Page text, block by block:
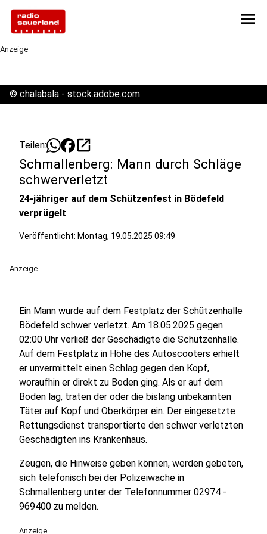
menu
Anzeige
© chalabala - stock.adobe.com
Teilen: open_in_new
Schmallenberg: Mann durch Schläge
schwerverletzt
24-jähriger auf dem Schützenfest in Bödefeld
verprügelt
Veröffentlicht: Montag, 19.05.2025 09:49
Anzeige
Ein Mann wurde auf dem Festplatz der Schützenhalle
Bödefeld schwer verletzt. Am 18.05.2025 gegen
02:00 Uhr verließ der Geschädigte die Schützenhalle.
Auf dem Festplatz in Höhe des Autoscooters erhielt
er unvermittelt einen Schlag gegen den Kopf,
woraufhin er direkt zu Boden ging. Als er auf dem
Boden lag, traten der oder die bislang unbekannten
Täter auf Kopf und Oberkörper ein. Der eingesetzte
Rettungsdienst transportierte den schwer verletzten
Geschädigten ins Krankenhaus.
Zeugen, die Hinweise geben können, werden gebeten,
sich telefonisch bei der Polizeiwache in
Schmallenberg unter der Telefonnummer 02974 -
969400 zu melden.
Anzeige